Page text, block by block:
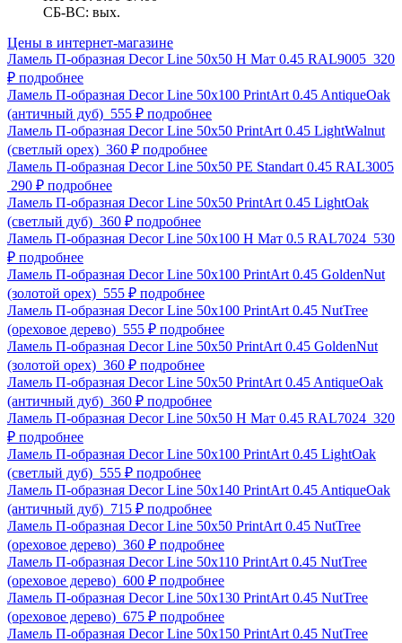
СБ-ВС: вых.
Цены в интернет-магазине
Ламель П-образная Decor Line 50х50 Н Мат 0.45 RAL9005 320
₽ подробнее
Ламель П-образная Decor Line 50х100 PrintArt 0.45 AntiqueOak
(античный дуб) 555 ₽ подробнее
Ламель П-образная Decor Line 50х50 PrintArt 0.45 LightWalnut
(светлый орех) 360 ₽ подробнее
Ламель П-образная Decor Line 50х50 PE Standart 0.45 RAL3005
290 ₽ подробнее
Ламель П-образная Decor Line 50х50 PrintArt 0.45 LightOak
(светлый дуб) 360 ₽ подробнее
Ламель П-образная Decor Line 50х100 Н Мат 0.5 RAL7024 530
₽ подробнее
Ламель П-образная Decor Line 50х100 PrintArt 0.45 GoldenNut
(золотой орех) 555 ₽ подробнее
Ламель П-образная Decor Line 50х100 PrintArt 0.45 NutTree
(ореховое дерево) 555 ₽ подробнее
Ламель П-образная Decor Line 50х50 PrintArt 0.45 GoldenNut
(золотой орех) 360 ₽ подробнее
Ламель П-образная Decor Line 50х50 PrintArt 0.45 AntiqueOak
(античный дуб) 360 ₽ подробнее
Ламель П-образная Decor Line 50х50 Н Мат 0.45 RAL7024 320
₽ подробнее
Ламель П-образная Decor Line 50х100 PrintArt 0.45 LightOak
(светлый дуб) 555 ₽ подробнее
Ламель П-образная Decor Line 50х140 PrintArt 0.45 AntiqueOak
(античный дуб) 715 ₽ подробнее
Ламель П-образная Decor Line 50х50 PrintArt 0.45 NutTree
(ореховое дерево) 360 ₽ подробнее
Ламель П-образная Decor Line 50х110 PrintArt 0.45 NutTree
(ореховое дерево) 600 ₽ подробнее
Ламель П-образная Decor Line 50х130 PrintArt 0.45 NutTree
(ореховое дерево) 675 ₽ подробнее
Ламель П-образная Decor Line 50х150 PrintArt 0.45 NutTree